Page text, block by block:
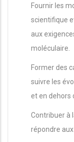
Fournir les
scientifique
aux
moléculaire.
Former des
suivre les
et en dehors
Contribuer à
répondre